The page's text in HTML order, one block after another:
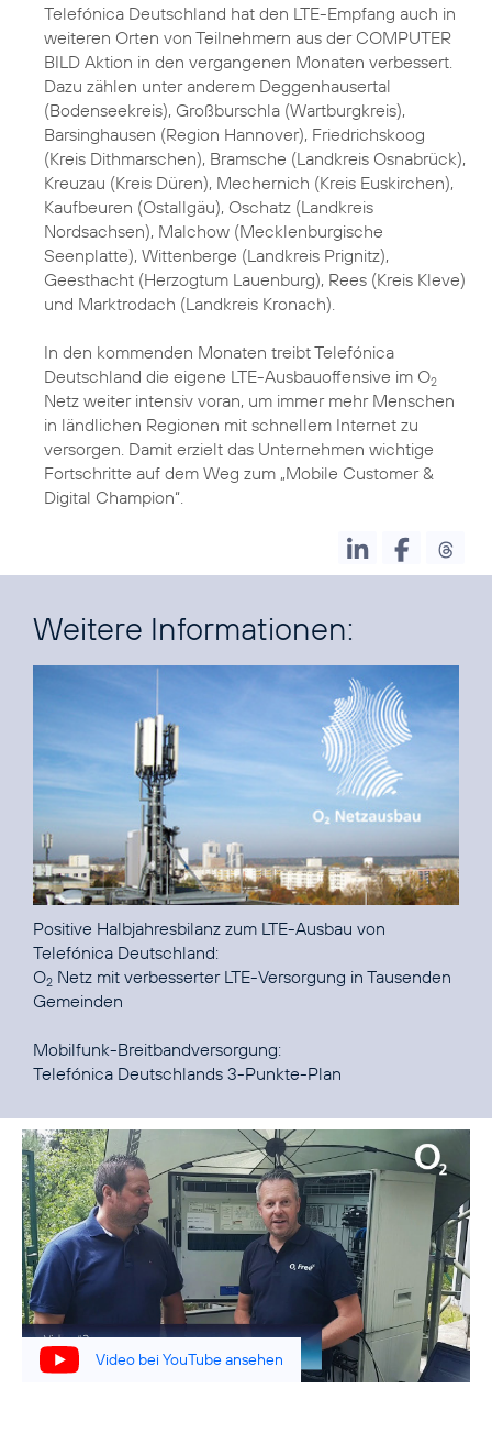
Telefónica Deutschland hat den LTE-Empfang auch in
weiteren Orten von Teilnehmern aus der COMPUTER
BILD Aktion in den vergangenen Monaten verbessert.
Dazu zählen unter anderem Deggenhausertal
(Bodenseekreis), Großburschla (Wartburgkreis),
Barsinghausen (Region Hannover), Friedrichskoog
(Kreis Dithmarschen), Bramsche (Landkreis Osnabrück),
Kreuzau (Kreis Düren), Mechernich (Kreis Euskirchen),
Kaufbeuren (Ostallgäu), Oschatz (Landkreis
Nordsachsen), Malchow (Mecklenburgische
Seenplatte), Wittenberge (Landkreis Prignitz),
Geesthacht (Herzogtum Lauenburg), Rees (Kreis Kleve)
und Marktrodach (Landkreis Kronach).
In den kommenden Monaten treibt Telefónica
Deutschland die eigene LTE-Ausbauoffensive im O2
Netz weiter intensiv voran, um immer mehr Menschen
in ländlichen Regionen mit schnellem Internet zu
versorgen. Damit erzielt das Unternehmen wichtige
Fortschritte auf dem Weg zum „Mobile Customer &
Digital Champion“.
Weitere Informationen:
Positive Halbjahresbilanz zum LTE-Ausbau von
O2 Netz mit verbesserter LTE-Versorgung in Tausenden
Gemeinden
Telefónica Deutschlands 3-Punkte-Plan
Video bei YouTube ansehen